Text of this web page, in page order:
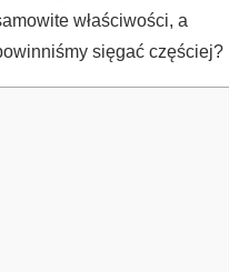
właściwości, a
sięgać częściej?